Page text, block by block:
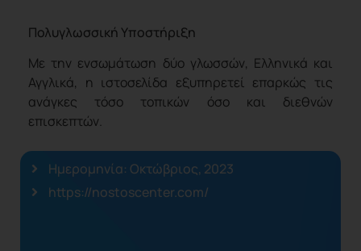
Πολυγλωσσική Υποστήριξη
Με την ενσωμάτωση δύο γλωσσών, Ελληνικά και
Αγγλικά, η ιστοσελίδα εξυπηρετεί επαρκώς τις
ανάγκες τόσο τοπικών όσο και διεθνών
επισκεπτών.
Ημερομηνία: Οκτώβριος, 2023
https://nostoscenter.com/